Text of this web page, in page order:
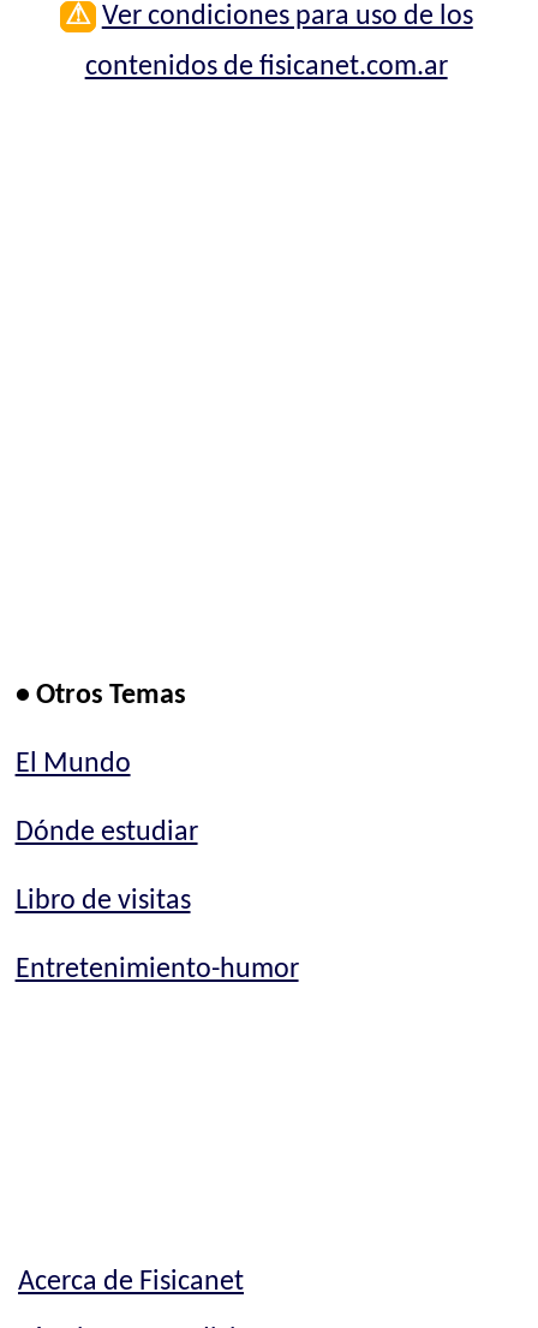
⚠ Ver condiciones para uso de los
contenidos de fisicanet.com.ar
• Otros Temas
El Mundo
Dónde estudiar
Libro de visitas
Entretenimiento-humor
Acerca de Fisicanet